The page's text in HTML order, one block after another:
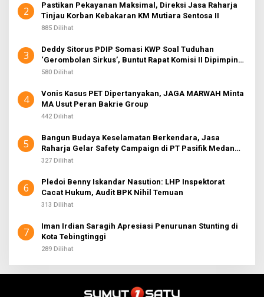
2
Pastikan Pekayanan Maksimal, Direksi Jasa Raharja
Tinjau Korban Kebakaran KM Mutiara Sentosa II
885 Dilihat
3
Deddy Sitorus PDIP Somasi KWP Soal Tuduhan
‘Gerombolan Sirkus’, Buntut Rapat Komisi II Dipimpin
Sufmi Dasco Ahmad
580 Dilihat
4
Vonis Kasus PET Dipertanyakan, JAGA MARWAH Minta
MA Usut Peran Bakrie Group
442 Dilihat
5
Bangun Budaya Keselamatan Berkendara, Jasa
Raharja Gelar Safety Campaign di PT Pasifik Medan
Industri
327 Dilihat
6
Pledoi Benny Iskandar Nasution: LHP Inspektorat
Cacat Hukum, Audit BPK Nihil Temuan
313 Dilihat
7
Iman Irdian Saragih Apresiasi Penurunan Stunting di
Kota Tebingtinggi
289 Dilihat